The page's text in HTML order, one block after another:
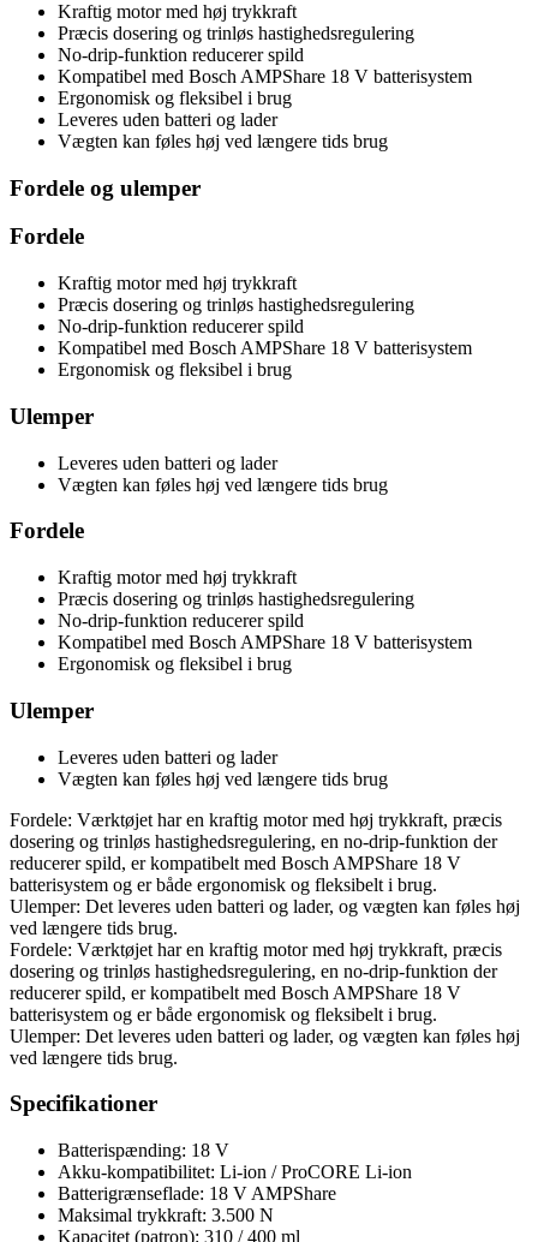
Kraftig motor med høj trykkraft
Præcis dosering og trinløs hastighedsregulering
No-drip-funktion reducerer spild
Kompatibel med Bosch AMPShare 18 V batterisystem
Ergonomisk og fleksibel i brug
Leveres uden batteri og lader
Vægten kan føles høj ved længere tids brug
Fordele og ulemper
Fordele
Kraftig motor med høj trykkraft
Præcis dosering og trinløs hastighedsregulering
No-drip-funktion reducerer spild
Kompatibel med Bosch AMPShare 18 V batterisystem
Ergonomisk og fleksibel i brug
Ulemper
Leveres uden batteri og lader
Vægten kan føles høj ved længere tids brug
Fordele
Kraftig motor med høj trykkraft
Præcis dosering og trinløs hastighedsregulering
No-drip-funktion reducerer spild
Kompatibel med Bosch AMPShare 18 V batterisystem
Ergonomisk og fleksibel i brug
Ulemper
Leveres uden batteri og lader
Vægten kan føles høj ved længere tids brug
Fordele: Værktøjet har en kraftig motor med høj trykkraft, præcis
dosering og trinløs hastighedsregulering, en no-drip-funktion der
reducerer spild, er kompatibelt med Bosch AMPShare 18 V
batterisystem og er både ergonomisk og fleksibelt i brug.
Ulemper: Det leveres uden batteri og lader, og vægten kan føles høj
ved længere tids brug.
Fordele: Værktøjet har en kraftig motor med høj trykkraft, præcis
dosering og trinløs hastighedsregulering, en no-drip-funktion der
reducerer spild, er kompatibelt med Bosch AMPShare 18 V
batterisystem og er både ergonomisk og fleksibelt i brug.
Ulemper: Det leveres uden batteri og lader, og vægten kan føles høj
ved længere tids brug.
Specifikationer
Batterispænding: 18 V
Akku-kompatibilitet: Li-ion / ProCORE Li-ion
Batterigrænseflade: 18 V AMPShare
Maksimal trykkraft: 3.500 N
Kapacitet (patron): 310 / 400 ml